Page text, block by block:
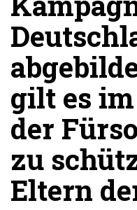
gilt es
der
zu
Eltern